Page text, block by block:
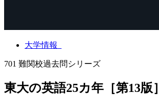
大学情報
701 難関校過去問シリーズ
東大の英語25カ年［第13版］